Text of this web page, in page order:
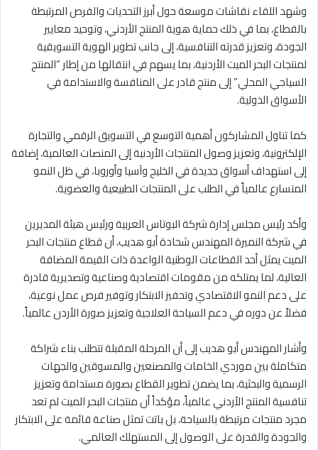
وشهد اللقاء نقاشات موسعة حول أبرز التحديات والفرص المرتبطة
بالقطاع، بما في ذلك حماية هوية المنتج الأردني، وتوحيد معايير
الجودة، وتعزيز قدرته التنافسية، إلى جانب تطوير الهوية التسويقية
لمنتجات البحر الميت الأردنية، بما يسهم في انتقالها من إطار “المنتج
السياحي المحلي” إلى منتج قادر على المنافسة والاستدامة في
الأسواق الدولية.
كما تناول المشاركون أهمية التوسع في التسويق الرقمي والتجارة
الإلكترونية، وتعزيز وصول المنتجات الأردنية إلى المنصات العالمية، إضافة
إلى استهداف أسواق جديدة في الخليج وآسيا وأوروبا، في ظل النمو
المتسارع عالمياً في الطلب على المنتجات الطبيعية والعضوية.
وأكد رئيس مجلس إدارة شركة البوتاس العربية ورئيس هيئة المديرين
في شركة النميرة المهندس شحادة أبو هديب، أن قطاع منتجات البحر
الميت يمثل أحد القطاعات الوطنية الواعدة ذات القيمة المضافة
العالية، لما يمتلكه من مقومات اقتصادية وصناعية وتصديرية قادرة
على دعم النمو الاقتصادي وتحفيز الابتكار وتوفير فرص عمل نوعية،
فضلاً عن دوره في دعم السياحة العلاجية وتعزيز صورة الأردن عالمياً.
وأشار المهندس أبو هديب إلى أن المرحلة المقبلة تتطلب بناء شراكة
متكاملة بين موردي الخامات والمصنعين والمسوقين والجهات
الرسمية والبحثية، بما يضمن تطوير القطاع بصورة مستدامة وتعزيز
تنافسية المنتج الأردني عالمياً، مؤكداً أن منتجات البحر الميت لم تعد
مجرد منتجات مرتبطة بالسياحة، بل باتت تمثل صناعة قائمة على الابتكار
والجودة والقدرة على الوصول إلى المستهلك العالمي.